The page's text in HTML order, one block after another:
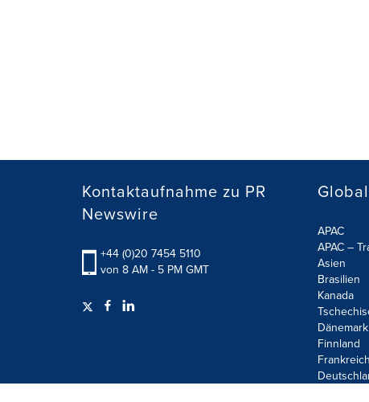
Kontaktaufnahme zu PR
Newswire
+44 (0)20 7454 5110
von 8 AM - 5 PM GMT
APAC
APAC –
Asien
Brasilien
Kanada
Dänemark
Finnland
Frankreich